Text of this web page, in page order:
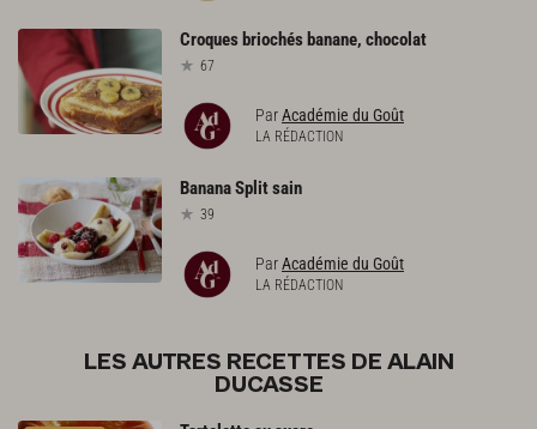
Croques briochés banane, chocolat
67
ParAcadémie du Goût
LA RÉDACTION
BananaSplitsain
39
ParAcadémie du Goût
LA RÉDACTION
LES AUTRES RECETTES DE ALAIN
DUCASSE